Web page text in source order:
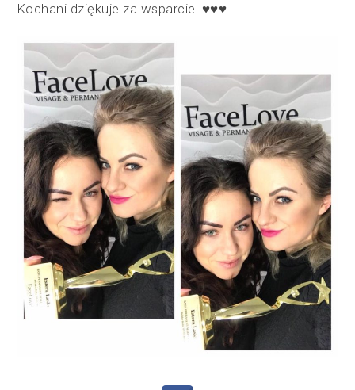
Kochani dziękuje za wsparcie! ♥️♥️♥️